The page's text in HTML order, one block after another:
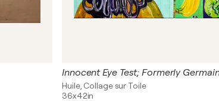
Huile, Collage sur Toile
36x42in